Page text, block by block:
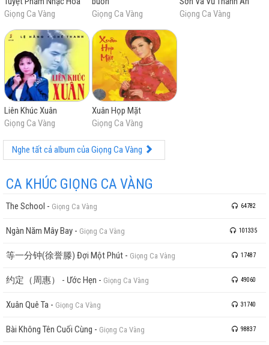
Giọng Ca Vàng
Giọng Ca Vàng
Giọng Ca Vàng
Liên Khúc Xuân
Giọng Ca Vàng
Xuân Họp Mặt
Giọng Ca Vàng
Nghe tất cả album của Giọng Ca Vàng
CA KHÚC GIỌNG CA VÀNG
The School - Giọng Ca Vàng 64782
Ngàn Năm Mây Bay - Giọng Ca Vàng 101335
等一分钟(徐誉滕) Đợi Một Phút - Giọng Ca Vàng 17487
约定（周惠） - Ước Hẹn - Giọng Ca Vàng 49060
Xuân Quê Ta - Giọng Ca Vàng 31740
Bài Không Tên Cuối Cùng - Giọng Ca Vàng 98837